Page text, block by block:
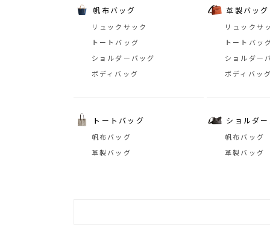
帆布バッグ
リュックサック
トートバッグ
ショルダーバッグ
ボディバッグ
革製バッグ
リュックサ
トートバッ
ショルダー
ボディバッ
トートバッグ
帆布バッグ
革製バッグ
ショルダ
帆布バッグ
革製バッグ